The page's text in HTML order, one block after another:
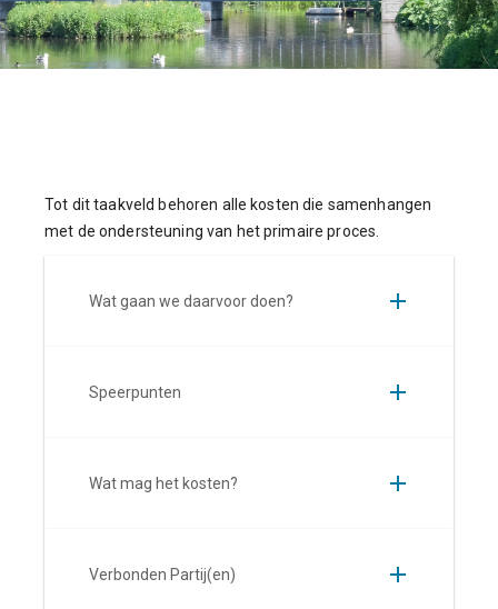
Tot dit taakveld behoren alle kosten die samenhangen
met de ondersteuning van het primaire proces.
Wat gaan we daarvoor doen?
Speerpunten
Wat mag het kosten?
Verbonden Partij(en)